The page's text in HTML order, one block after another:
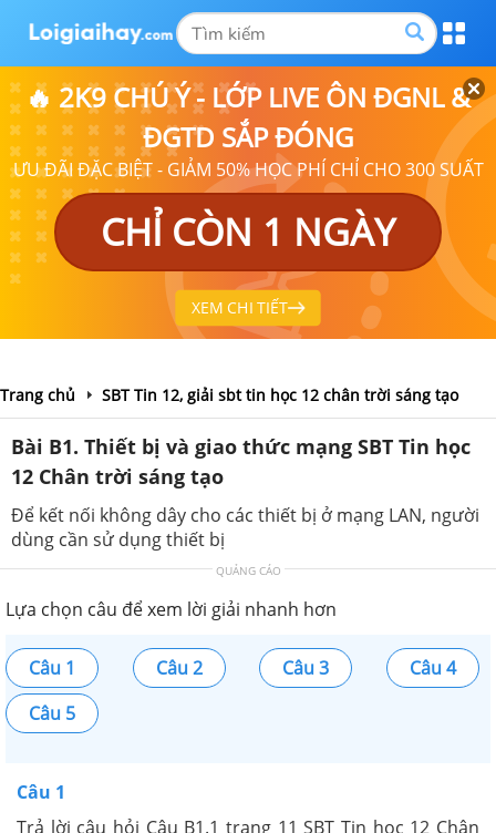
🔥 2K9 CHÚ Ý - LỚP LIVE ÔN ĐGNL &
ĐGTD SẮP ĐÓNG
ƯU ĐÃI ĐẶC BIỆT - GIẢM 50% HỌC PHÍ CHỈ CHO 300 SUẤT
CHỈ CÒN 1 NGÀY
XEM CHI TIẾT
Trang chủ SBT Tin 12, giải sbt tin học 12 chân trời sáng tạo
Bài B1. Thiết bị và giao thức mạng SBT Tin học
12 Chân trời sáng tạo
Để kết nối không dây cho các thiết bị ở mạng LAN, người
dùng cần sử dụng thiết bị
QUẢNG CÁO
Lựa chọn câu để xem lời giải nhanh hơn
Câu 1 Câu 2 Câu 3
Câu 4
Câu 5
Câu 1
Trả lời câu hỏi Câu B1.1 trang 11 SBT Tin học 12 Chân